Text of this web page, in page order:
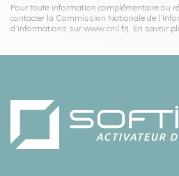
Pour toute information complémentaire ou
contacter la Commission Nationale de
d’informations sur www.cnil.fr). En savoir